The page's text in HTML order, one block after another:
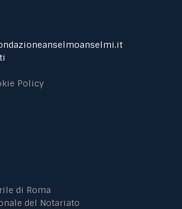
Policy
di Roma
del Notariato